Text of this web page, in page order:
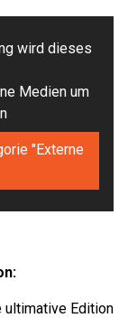
wird dieses
Medien um
"Externe
ultimative Edition